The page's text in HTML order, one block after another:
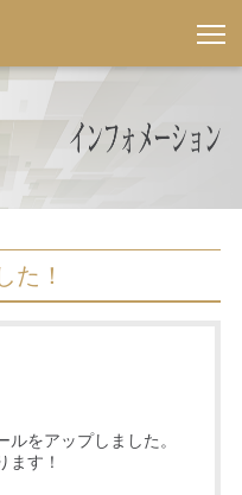
た！
位
をアップしました。
ます！